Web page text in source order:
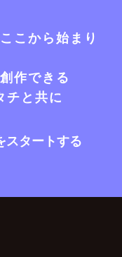
こから始まり
作できる
チと共に
スタートする